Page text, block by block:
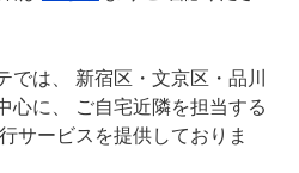
は、 新宿区・文京区・品川
心に、 ご自宅近隣を担当する
サービスを提供しておりま